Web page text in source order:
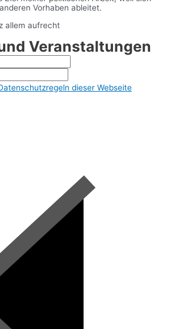
Vorhaben ableitet.
allem aufrecht
Veranstaltungen
dieser Webseite